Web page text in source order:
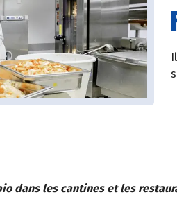
dans les cantines et les